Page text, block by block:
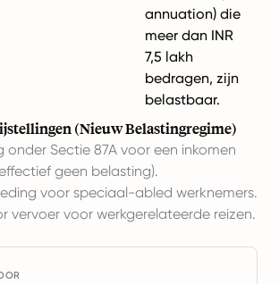
annuation) die
meer dan INR
7,5 lakh
bedragen, zijn
belastbaar.
(Nieuw Belastingregime)
onder Sectie 87A voor een inkomen
geen belasting).
voor speciaal-abled werknemers.
vervoer voor werkgerelateerde reizen.